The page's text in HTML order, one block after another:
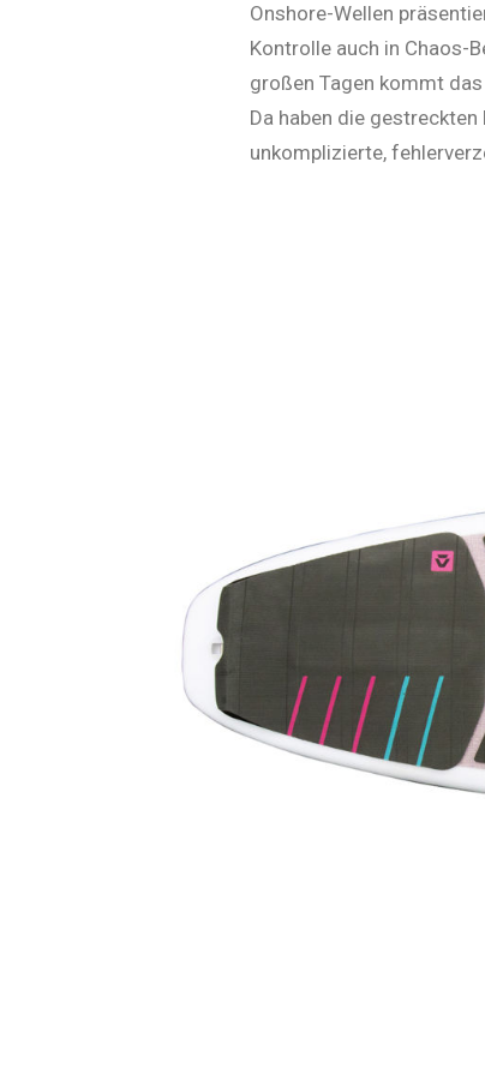
Onshore-Wel­len
Kontrolle auch in Chaos-­
gro­ßen Tagen kommt
Da haben die
un­kom­pli­zierte,